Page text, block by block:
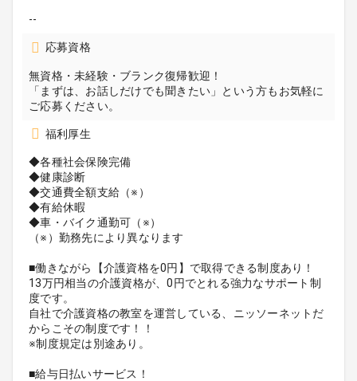
--
応募資格
無資格・未経験・ブランク復帰歓迎！
「まずは、お話しだけでも聞きたい」という方もお気軽に
ご応募ください。
福利厚生
◆各種社会保険完備
◆健康診断
◆交通費全額支給（※）
◆有給休暇
◆車・バイク通勤可（※）
（※）勤務先により異なります
■働きながら【介護資格を0円】で取得できる制度あり！
13万円相当の介護資格が、0円でとれる強力なサポート制
度です。
自社で介護資格の教室を運営している、ニッソーネットだ
からこその制度です！！
※制度規定は別途あり。
■給与日払いサービス！